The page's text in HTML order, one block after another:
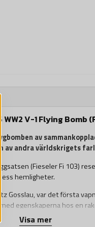
V-1 Flying Bomb
av
av andra världskrigets
(Fieseler Fi 103)
hemligheter.
Gosslau, var det första
egenskaperna hos en
militär teknologi och lade
Visa mer